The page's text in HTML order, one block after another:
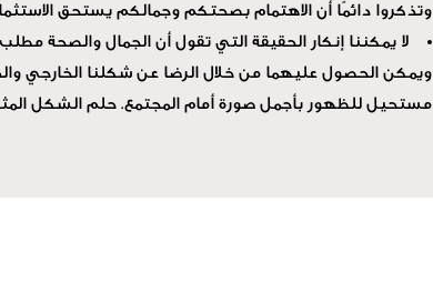
وتذكروا دائمًا أن الاهتمام بصحتكم وجمالكم يستحق
لا يمكننا إنكار الحقيقة التي تقول أن الجمال والصحة
ويمكن الحصول عليهما من خلال الرضا عن شكلنا الخارجي
مستحيل للظهور بأجمل صورة أمام المجتمع. حلم الشكل